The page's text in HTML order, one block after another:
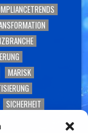
MARISK
SICHERHEIT